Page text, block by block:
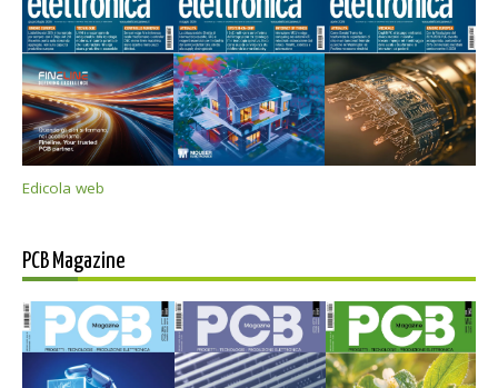
Edicola web
PCB Magazine